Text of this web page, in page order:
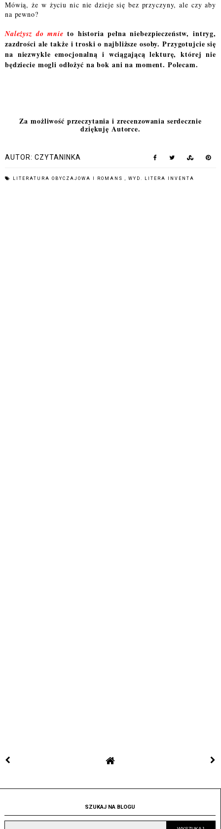
Mówią, że w życiu nic nie dzieje się bez przyczyny, ale czy aby
na pewno?
Należysz do mnie to historia pełna niebezpieczeństw, intryg,
zazdrości ale także i troski o najbliższe osoby. Przygotujcie się
na niezwykle emocjonalną i wciągającą lekturę, której nie
będziecie mogli odłożyć na bok ani na moment. Polecam.
Za możliwość przeczytania i zrecenzowania serdecznie
dziękuję Autorce.
AUTOR: CZYTANINKA
LITERATURA OBYCZAJOWA I ROMANS , WYD. LITERA INVENTA
SZUKAJ NA BLOGU